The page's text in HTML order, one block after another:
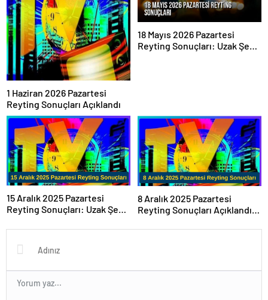
1 Haziran 2026 Pazartesi
Reyting Sonuçları Açıklandı
18 Mayıs 2026 Pazartesi
Reyting Sonuçları: Uzak Şehir
15 Aralık 2025 Pazartesi
Reyting Sonuçları: Uzak Şehir
Reytingleri Merakla
Bekleniyor!
8 Aralık 2025 Pazartesi
Reyting Sonuçları Açıklandı!
Yapımları